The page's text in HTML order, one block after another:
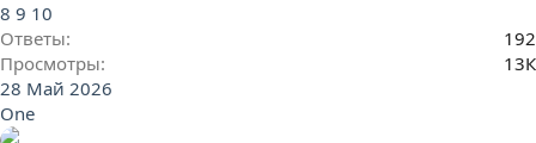
8 9 10
Ответы
192
Просмотры
13К
28 Май 2026
One